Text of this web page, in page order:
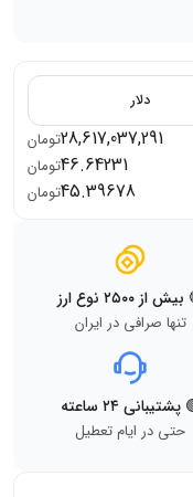
دلار
28,617,037,291تومان
46.64231تومان
45.39678تومان
از ۲۵۰۰ نوع ارز
تنها صرافی در ایران
۲۴ ساعته
حتی در ایام تعطیل